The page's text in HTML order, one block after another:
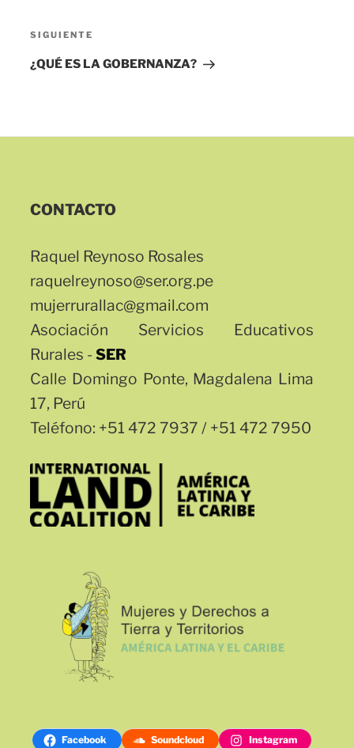
Siguiente
entrada
SIGUIENTE
¿QUÉ ES LA GOBERNANZA?
CONTACTO
Raquel Reynoso Rosales
raquelreynoso@ser.org.pe
mujerrurallac@gmail.com
Asociación Servicios Educativos
Rurales -SER
Calle Domingo Ponte, Magdalena Lima
17, Perú
Teléfono: +51 472 7937 / +51 472 7950
Facebook Soundcloud Instagram